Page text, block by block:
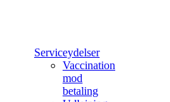
Serviceydelser
Vaccination
mod
betaling